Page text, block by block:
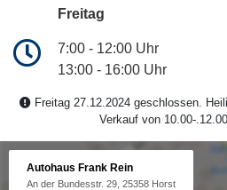
Freitag
7:00 - 12:00 Uhr
13:00 - 16:00 Uhr
Freitag 27.12.2024 geschlossen.
Verkauf von 10.00-
Autohaus Frank Rein
An der Bundesstr. 29, 25358 Horst